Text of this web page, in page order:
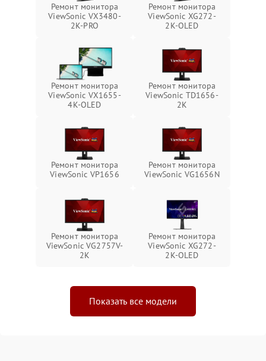
Ремонт монитора
ViewSonic VX3480-
2K-PRO
Ремонт монитора
ViewSonic XG272-
2K-OLED
Ремонт монитора
ViewSonic VX1655-
4K-OLED
Ремонт монитора
ViewSonic TD1656-
2K
Ремонт монитора
ViewSonic VP1656
Ремонт монитора
ViewSonic VG1656N
Ремонт монитора
ViewSonic VG2757V-
2K
Ремонт монитора
ViewSonic XG272-
2K-OLED
Показать все модели